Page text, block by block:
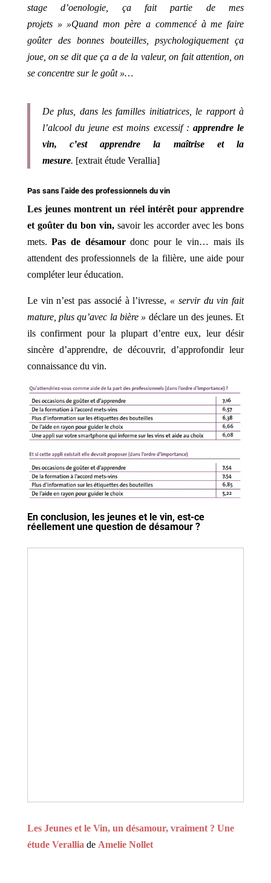
stage d’oenologie, ça fait partie de mes
projets » »Quand mon père a commencé à me faire
goûter des bonnes bouteilles, psychologiquement ça
joue, on se dit que ça a de la valeur, on fait attention, on
se concentre sur le goût »…
De plus, dans les familles initiatrices, le rapport à
l’alcool du jeune est moins excessif :apprendre le
vin, c’est apprendre la maîtrise et la
mesure. [extrait étude Verallia]
Pas sans l’aide des professionnels du vin
Les jeunes montrent un réel intérêt pour apprendre
et goûter du bon vin, savoir les accorder avec les bons
mets.Pas de désamourdonc pour le vin… mais ils
attendent des professionnels de la filière, une aide pour
compléter leur éducation.
Le vin n’est pas associé à l’ivresse, « servir du vin fait
mature, plus qu’avec la bière » déclare un des jeunes. Et
ils confirment pour la plupart d’entre eux, leur désir
sincère d’apprendre, de découvrir, d’approfondir leur
connaissance du vin.
En conclusion, les jeunes et le vin, est-ce
réellement une question de désamour ?
Les Jeunes et le Vin, un désamour, vraiment ? Une
étude Verallia de Amelie Nollet